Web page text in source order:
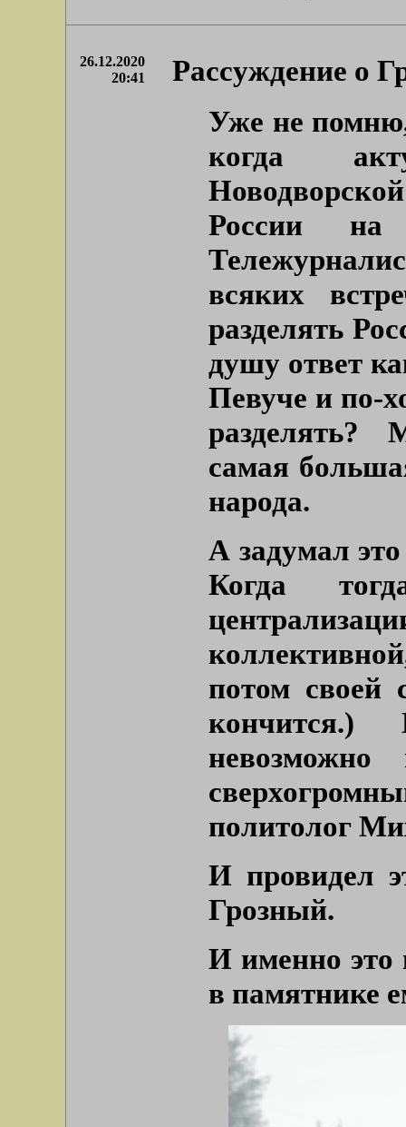
26.12.2020
20:41
Рассуждение о
Уже не
когда
России на
всяких
разделять
душу ответ
Певуче и по-
разделять?
самая
народа.
А задумал
Когда
потом своей
кончится.)
политолог
И провидел
Грозный.
И именно это
в памятнике